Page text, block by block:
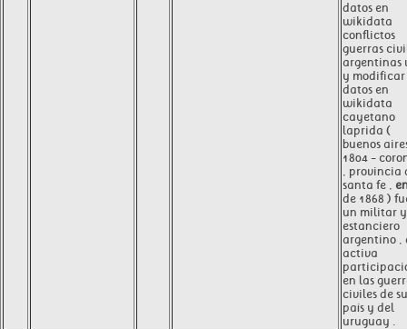
datos en
wikidata
conflictos
guerras
argentinas
y modificar
datos en
wikidata
cayetano
laprida (
buenos
1804 -
, provincia
santa fe ,
de 1868 )
un militar y
estanciero
argentino ,
activa
en las
civiles de su
país y del
uruguay .